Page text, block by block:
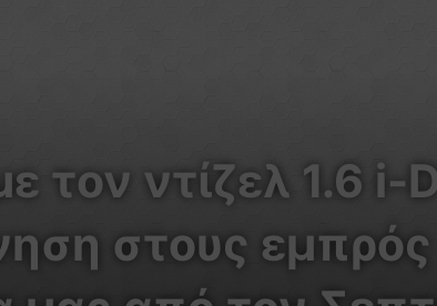
τον ντίζελ 1.6 i-
στους